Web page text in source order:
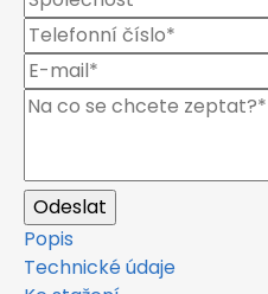
Popis
Technické údaje